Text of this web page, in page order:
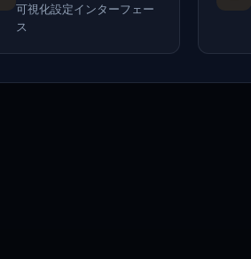
可視化設定インターフェー
ス